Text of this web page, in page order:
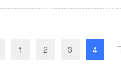
1 2 3 4